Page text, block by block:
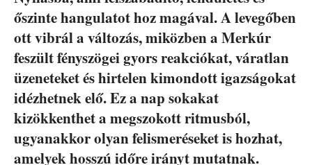
őszinte hangulatot hoz magával. A levegőben
ott vibrál a változás, miközben a Merkúr
feszült fényszögei gyors reakciókat, váratlan
üzeneteket és hirtelen kimondott igazságokat
idézhetnek elő. Ez a nap sokakat
kizökkenthet a megszokott ritmusból,
ugyanakkor olyan felismeréseket is hozhat,
amelyek hosszú időre irányt mutatnak.